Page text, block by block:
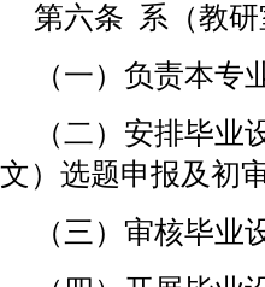
第六条 系（教研
（一）负责本专
（二）安排毕
文）选题申报及初审
（三）审核毕业